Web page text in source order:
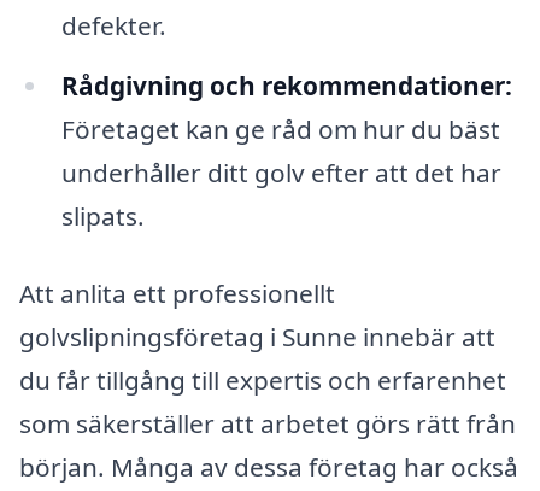
defekter.
Rådgivning och rekommendationer:
Företaget kan ge råd om hur du bäst
underhåller ditt golv efter att det har
slipats.
Att anlita ett professionellt
golvslipningsföretag i Sunne innebär att
du får tillgång till expertis och erfarenhet
som säkerställer att arbetet görs rätt från
början. Många av dessa företag har också